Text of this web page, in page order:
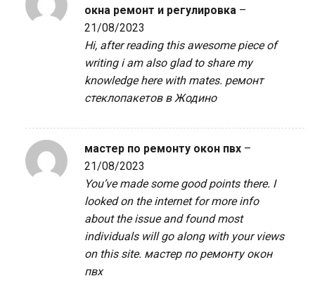
окна ремонт и регулировка –
21/08/2023
Hi, after reading this awesome piece of
writing i am also glad to share my
knowledge here with mates. ремонт
стеклопакетов в Жодино
мастер по ремонту окон пвх –
21/08/2023
You’ve made some good points there. I
looked on the internet for more info
about the issue and found most
individuals will go along with your views
on this site. мастер по ремонту окон
пвх